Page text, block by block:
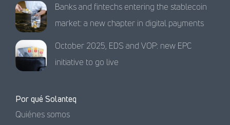
Banks and fintechs entering the stablecoin
market: a new chapter in digital payments
October 2025, EDS and VOP: new EPC
initiative to go live
Por qué Solanteq
Quiénes somos